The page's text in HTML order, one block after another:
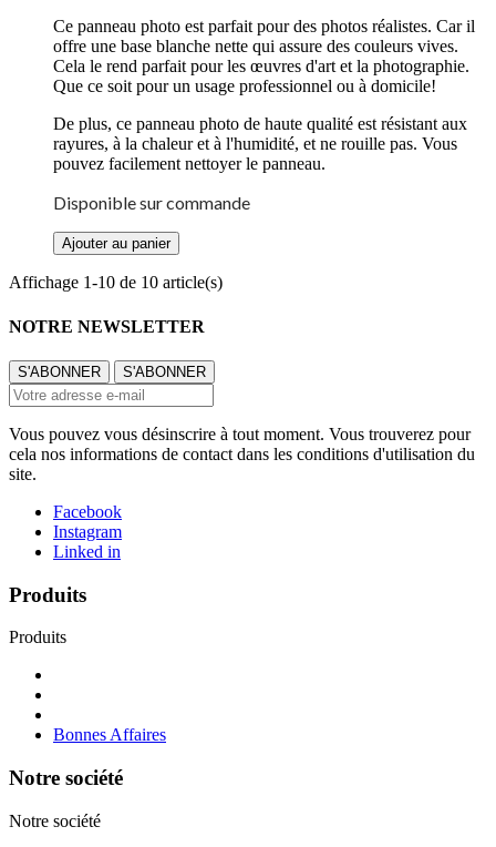
Ce panneau photo est parfait pour des photos réalistes. Car il
offre une base blanche nette qui assure des couleurs vives.
Cela le rend parfait pour les œuvres d'art et la photographie.
Que ce soit pour un usage professionnel ou à domicile!
De plus, ce panneau photo de haute qualité est résistant aux
rayures, à la chaleur et à l'humidité, et ne rouille pas. Vous
pouvez facilement nettoyer le panneau.
Disponible sur commande
Ajouter au panier
Affichage 1-10 de 10 article(s)
NOTRE NEWSLETTER
Vous pouvez vous désinscrire à tout moment. Vous trouverez pour
cela nos informations de contact dans les conditions d'utilisation du
site.
Facebook
Instagram
Linked in
Produits
Produits
Bonnes Affaires
Notre société
Notre société